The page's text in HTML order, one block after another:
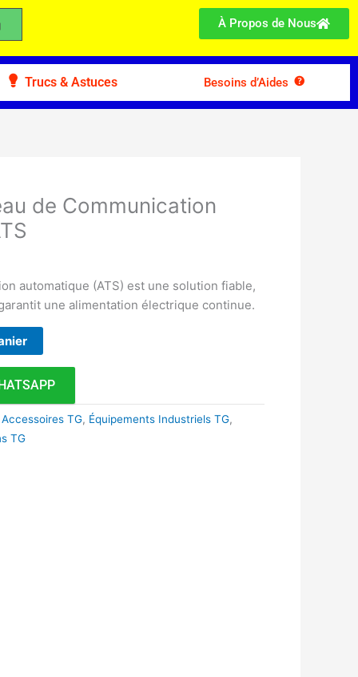
À Propos de Nous
Trucs & Astuces Besoins d’Aides
de Communication
automatique (ATS) est une solution fiable,
une alimentation électrique continue.
TG, Équipements Industriels TG,
TG